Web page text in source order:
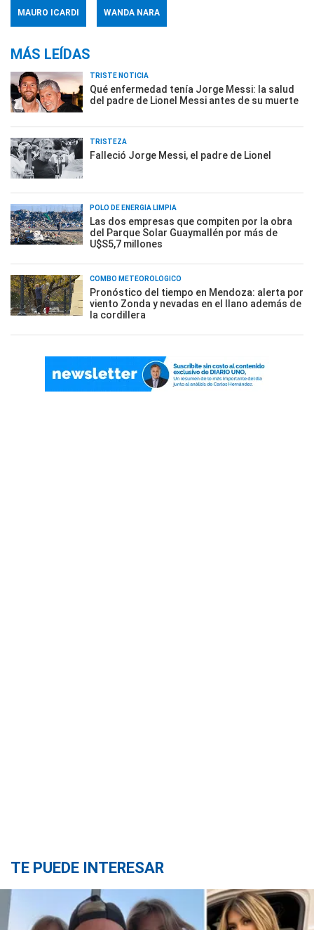
MAURO ICARDI WANDA NARA
MÁS LEÍDAS
TRISTE NOTICIA
Qué enfermedad tenía Jorge Messi: la salud
del padre de Lionel Messi antes de su muerte
TRISTEZA
Falleció Jorge Messi, el padre de Lionel
POLO DE ENERGÍA LIMPIA
Las dos empresas que compiten por la obra
del Parque Solar Guaymallén por más de
U$S5,7 millones
COMBO METEOROLÓGICO
Pronóstico del tiempo en Mendoza: alerta por
viento Zonda y nevadas en el llano además de
la cordillera
TE PUEDE INTERESAR